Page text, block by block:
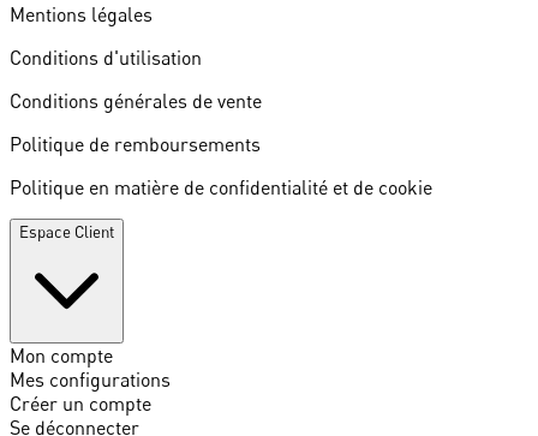
Mentions légales
Conditions d'utilisation
Conditions générales de vente
Politique de remboursements
Politique en matière de confidentialité et de cookie
Espace Client
Mon compte
Mes configurations
Créer un compte
Se déconnecter